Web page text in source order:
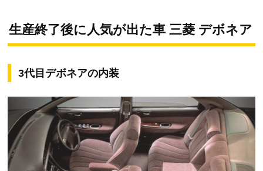
生産終了後に人気が出た車 三菱 デボネア
3代目デボネアの内装